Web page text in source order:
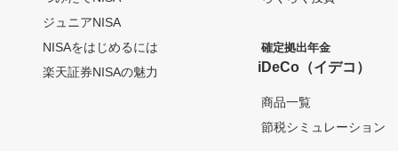
ジュニアNISA
NISAをはじめるには
楽天証券NISAの魅力
確定拠出年金
iDeCo（イデコ）
商品一覧
節税シミュレーション